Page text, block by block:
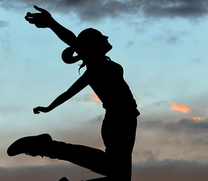
Exporter les lignes sélectionnées
Exporter toutes les colonnes
Exporter uniquement les colonnes affichées
Images de la page d'accueil
Cliquez pour éditer
Texte, bouton et/ou inscription à la
Cliquez pour éditer